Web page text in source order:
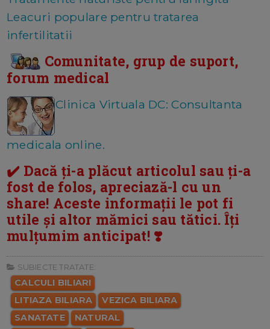
Leacuri populare pentru tratarea
infertilitatii
Comunitate, grup de suport,
forum medical
Clinica Virtuala DC: Consultanta
medicala online.
✔️ Dacă ți-a plăcut articolul sau ți-a
fost de folos, apreciază-l cu un
share! Aceste informații le pot fi
utile și altor mămici sau tătici. Îți
mulțumim anticipat! ❣️
SUBIECTE TRATATE:
CALCULI BILIARI
LITIAZA BILIARA
VEZICA BILIARA
SANATATE
NATURAL